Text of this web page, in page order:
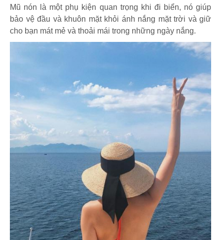
Mũ nón là một phụ kiện quan trọng khi đi biển, nó giúp
bảo vệ đầu và khuôn mặt khỏi ánh nắng mặt trời và giữ
cho bạn mát mẻ và thoải mái trong những ngày nắng.